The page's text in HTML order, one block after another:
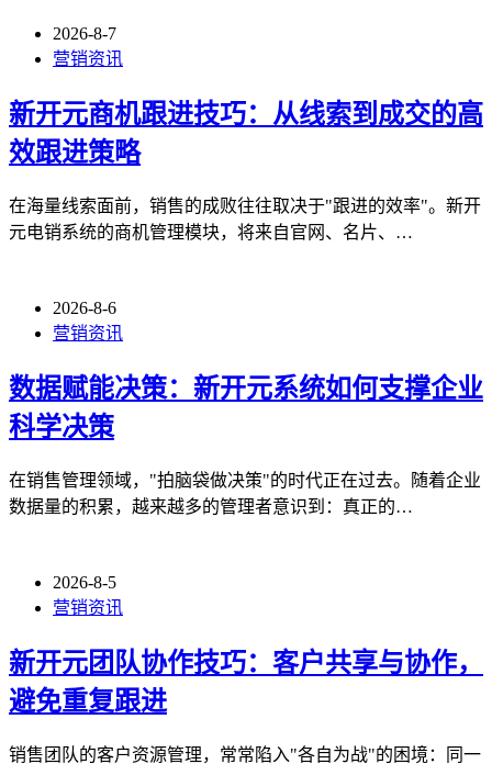
2026-8-7
营销资讯
新开元商机跟进技巧：从线索到成交的高
效跟进策略
在海量线索面前，销售的成败往往取决于"跟进的效率"。新开
元电销系统的商机管理模块，将来自官网、名片、…
2026-8-6
营销资讯
数据赋能决策：新开元系统如何支撑企业
科学决策
在销售管理领域，"拍脑袋做决策"的时代正在过去。随着企业
数据量的积累，越来越多的管理者意识到：真正的…
2026-8-5
营销资讯
新开元团队协作技巧：客户共享与协作，
避免重复跟进
销售团队的客户资源管理，常常陷入"各自为战"的困境：同一